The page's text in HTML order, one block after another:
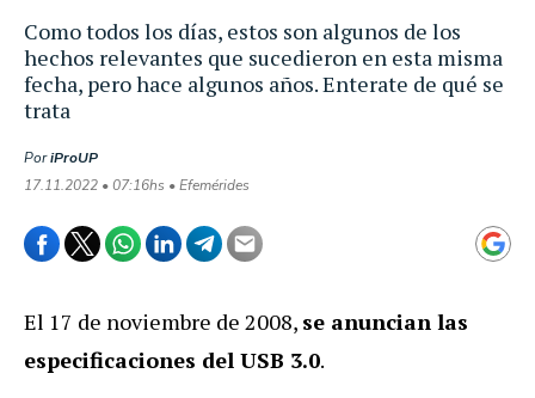
Como todos los días, estos son algunos de los
hechos relevantes que sucedieron en esta misma
fecha, pero hace algunos años. Enterate de qué se
trata
PoriProUP
17.11.2022 • 07:16hs • Efemérides
El 17 de noviembre de 2008, se anuncian las
especificaciones del USB 3.0.